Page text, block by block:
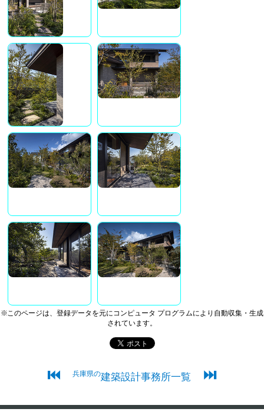
※このページは、登録データを元にコンピュータ プログラムにより自動収集・生成
されています。
⏮ 兵庫県の建築設計事務所一覧 ⏭